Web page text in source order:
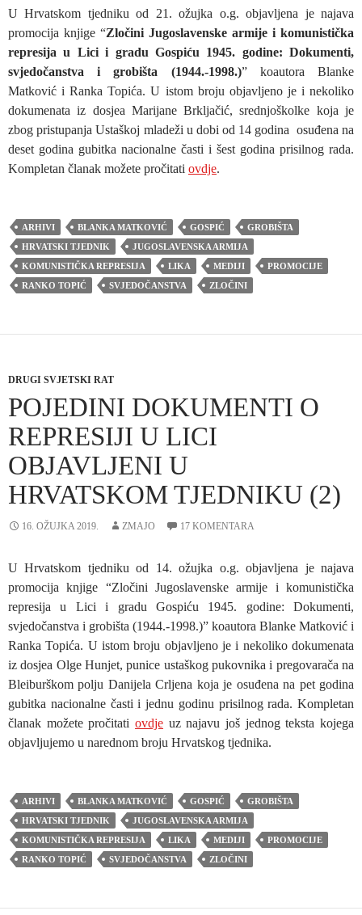
U Hrvatskom tjedniku od 21. ožujka o.g. objavljena je najava
promocija knjige “Zločini Jugoslavenske armije i komunistička
represija u Lici i gradu Gospiću 1945. godine: Dokumenti,
svjedočanstva i grobišta (1944.-1998.)” koautora Blanke
Matković i Ranka Topića. U istom broju objavljeno je i nekoliko
dokumenata iz dosjea Marijane Brkljačić, srednjoškolke koja je
zbog pristupanja Ustaškoj mladeži u dobi od 14 godina osuđena na
deset godina gubitka nacionalne časti i šest godina prisilnog rada.
Kompletan članak možete pročitati ovdje.
ARHIVI BLANKA MATKOVIĆ GOSPIĆ
GROBIŠTA
HRVATSKI TJEDNIK
JUGOSLAVENSKA ARMIJA
KOMUNISTIČKA REPRESIJA
LIKA MEDIJI
PROMOCIJE
RANKO TOPIĆ
SVJEDOČANSTVA ZLOČINI
DRUGI SVJETSKI RAT
POJEDINI DOKUMENTI O
REPRESIJI U LICI
OBJAVLJENI U
HRVATSKOM TJEDNIKU (2)
16. OŽUJKA 2019. ZMAJO 17 KOMENTARA
U Hrvatskom tjedniku od 14. ožujka o.g. objavljena je najava
promocija knjige “Zločini Jugoslavenske armije i komunistička
represija u Lici i gradu Gospiću 1945. godine: Dokumenti,
svjedočanstva i grobišta (1944.-1998.)” koautora Blanke Matković i
Ranka Topića. U istom broju objavljeno je i nekoliko dokumenata
iz dosjea Olge Hunjet, punice ustaškog pukovnika i pregovarača na
Bleiburškom polju Danijela Crljena koja je osuđena na pet godina
gubitka nacionalne časti i jednu godinu prisilnog rada. Kompletan
članak možete pročitati ovdje uz najavu još jednog teksta kojega
objavljujemo u narednom broju Hrvatskog tjednika.
ARHIVI BLANKA MATKOVIĆ GOSPIĆ
GROBIŠTA
HRVATSKI TJEDNIK
JUGOSLAVENSKA ARMIJA
KOMUNISTIČKA REPRESIJA
LIKA MEDIJI
PROMOCIJE
RANKO TOPIĆ
SVJEDOČANSTVA ZLOČINI